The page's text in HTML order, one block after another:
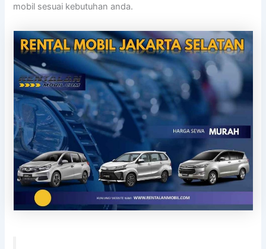
mobil sesuai kebutuhan anda.